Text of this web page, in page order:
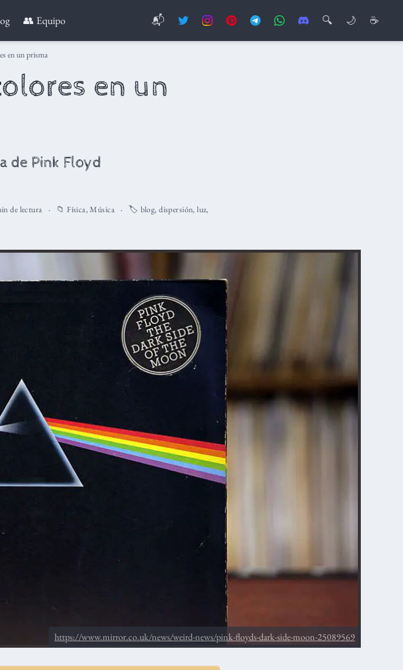
👥 Equipo 📬 🔍 🌙 ☕
en un prisma
en un
de Pink Floyd
de lectura 📁 Física, Música 🏷️ blog,dispersión,luz,
https://www.mirror.co.uk/news/weird-news/pink-floyds-dark-side-moon-25089569